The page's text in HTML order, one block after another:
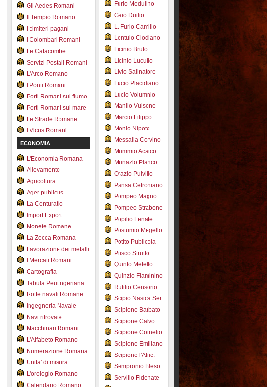
Gli Aedes Romani
Il Tempio Romano
I cimiteri pagani
I Colombari Romani
Le Catacombe
Servizi Postali Romani
L'Arco Romano
I Ponti Romani
Porti Romani sul fiume
Porti Romani sul mare
Le Strade Romane
I Vicus Romani
ECONOMIA
L'Economia Romana
Allevamento
Agricoltura
Ager publicus
La Centuratio
Import Export
Monete Romane
La Zecca Romana
Lavorazione dei metalli
I Mercati Romani
Cartografia
Tabula Peutingeriana
Rotte navali Romane
Ingegneria Navale
Navi ritrovate
Macchinari Romani
L'Alfabeto Romano
Numerazione Romana
Unita' di misura
L'orologio Romano
Calendario Romano
Furio Medulino
Gaio Duilio
L. Furio Camillo
Lentulo Clodiano
Licinio Bruto
Licinio Lucullo
Livio Salinatore
Lucio Placidiano
Lucio Volumnio
Manlio Vulsone
Marcio Filippo
Menio Nipote
Messalla Corvino
Mummio Acaico
Munazio Planco
Orazio Pulvillo
Pansa Cetroniano
Pompeo Magno
Pompeo Strabone
Popilio Lenate
Postumio Megello
Potito Publicola
Prisco Strutto
Quinto Metello
Quinzio Flaminino
Rutilio Censorio
Scipio Nasica Ser.
Scipione Barbato
Scipione Calvo
Scipione Cornelio
Scipione Emiliano
Scipione l'Afric.
Sempronio Bleso
Servilio Fidenate